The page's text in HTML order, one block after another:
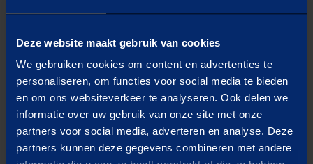
Deze website maakt gebruik van cookies
We gebruiken cookies om content en advertenties te
personaliseren, om functies voor social media te bieden
en om ons websiteverkeer te analyseren. Ook delen we
informatie over uw gebruik van onze site met onze
partners voor social media, adverteren en analyse. Deze
partners kunnen deze gegevens combineren met andere
Email *
Phone *